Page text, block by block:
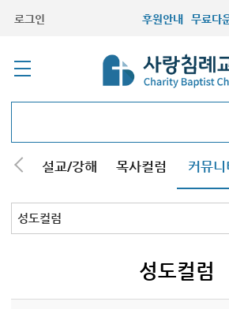
로그인 후원안내 무료다
내 설교/강해 목사컬럼 커뮤니
최근등록자료
자유게시판
교회소식
성도컬럼
성도컬럼